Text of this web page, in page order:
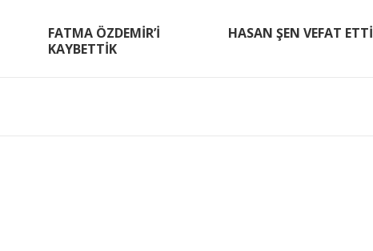
FATMA ÖZDEMİR’İ
KAYBETTİK
HASAN ŞEN VEFAT ETTİ